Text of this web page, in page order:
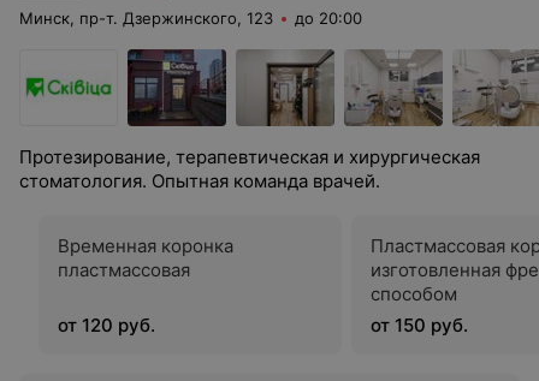
Минск, пр-т. Дзержинского, 123 до 20:00
Протезирование, терапевтическая и хирургическая
стоматология. Опытная команда врачей.
Временная коронка
пластмассовая
от 120 руб.
Пластмассовая
изготовленная
способом
от 150 руб.